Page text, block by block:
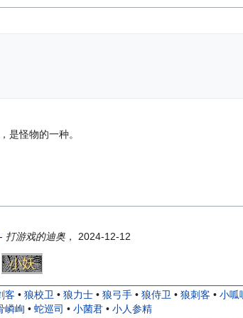
是怪物的一种。
- 打游戏的迪奥 ， 2024-12-12
小妖
客 •狼校卫 •狼力士 •狼弓手 •狼侍卫 •狼刺客 •小呱
嶙峋 •蛇巡司 •小菌君 •小人参精